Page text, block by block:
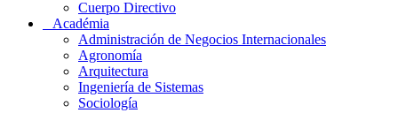
Cuerpo Directivo
Académia
Administración de Negocios Internacionales
Agronomía
Arquitectura
Ingeniería de Sistemas
Sociología